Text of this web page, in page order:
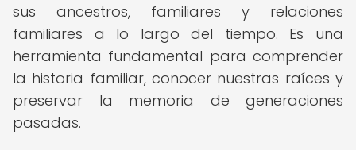
sus ancestros, familiares y relaciones
familiares a lo largo del tiempo. Es una
herramienta fundamental para comprender
la historia familiar, conocer nuestras raíces y
preservar la memoria de generaciones
pasadas.